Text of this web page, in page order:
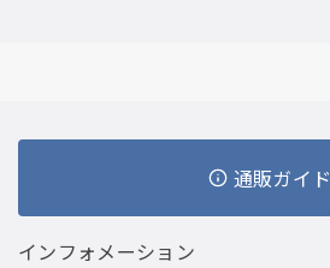
通販ガイド
インフォメーション